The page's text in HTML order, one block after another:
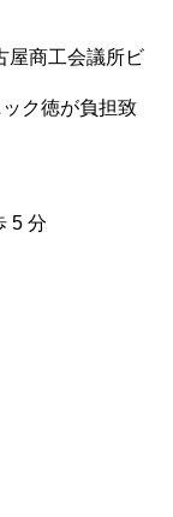
屋商工会議所ビ
ク徳が負担致
5 分